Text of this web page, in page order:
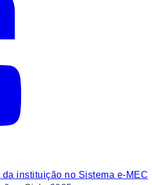
instituição no Sistema e-MEC